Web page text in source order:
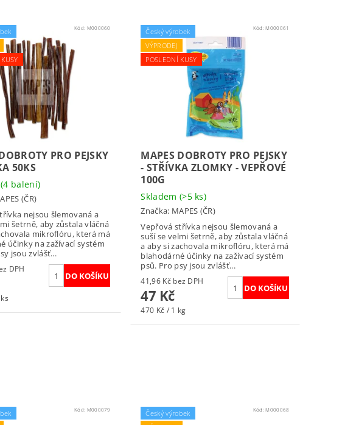
Kód: M000060
PRO PEJSKY
50KS
(4 balení)
(ČR)
nejsou šlemovaná a
šetrně, aby zůstala vláčná
mikroflóru, která má
účinky na zažívací systém
jsou zvlášť...
Kč bez DPH
Český výrobek
VÝPRODEJ
POSLEDNÍ KUSY
Kód:M000061
MAPES DOBROTY PRO PEJSKY
- STŘÍVKA ZLOMKY - VEPŘOVÉ
100G
Skladem (>5 ks)
Značka: MAPES (ČR)
Vepřová střívka nejsou šlemovaná a
suší se velmi šetrně, aby zůstala vláčná
a aby si zachovala mikroflóru, která má
blahodárné účinky na zažívací systém
psů. Pro psy jsou zvlášť...
41,96 Kč bez DPH
47 Kč
470 Kč / 1 kg
Kód: M000079
Český výrobek
Kód:M000068